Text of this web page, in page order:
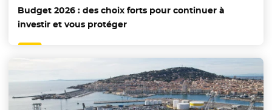
Budget 2026 : des choix forts pour continuer à
investir et vous protéger